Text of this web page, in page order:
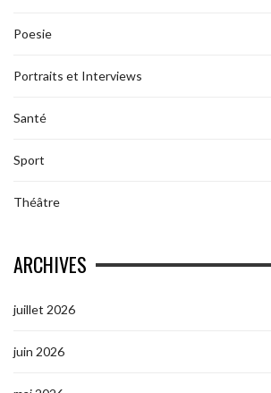
Poesie
Portraits et Interviews
Santé
Sport
Théâtre
ARCHIVES
juillet 2026
juin 2026